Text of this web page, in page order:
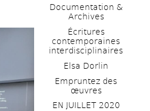
Documentation &
Archives
Écritures
contemporaines
interdisciplinaires
Elsa Dorlin
Empruntez des
œuvres
EN JUILLET 2020